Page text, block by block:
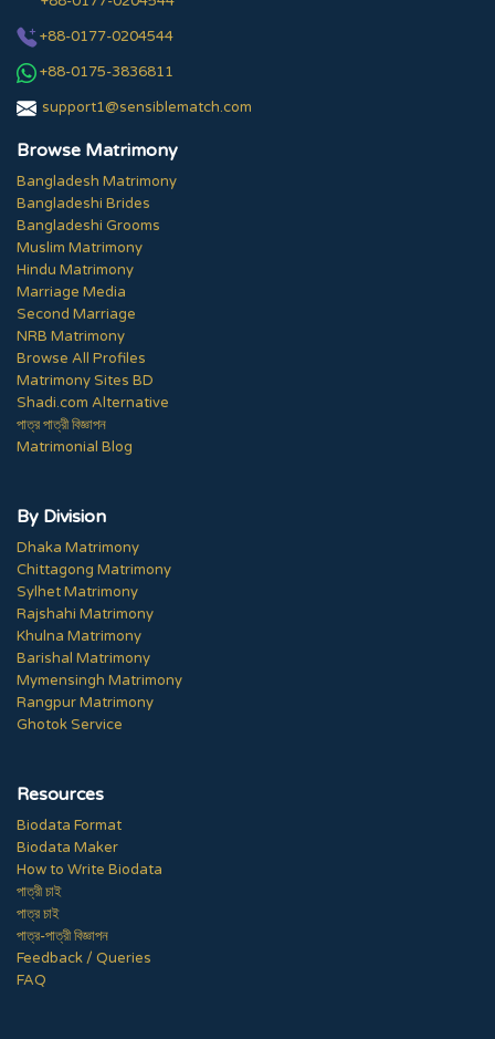
+88-0177-0204544
+88-0175-3836811
support1@sensiblematch.com
Browse Matrimony
Bangladesh Matrimony
Bangladeshi Brides
Bangladeshi Grooms
Muslim Matrimony
Hindu Matrimony
Marriage Media
Second Marriage
NRB Matrimony
Browse All Profiles
Matrimony Sites BD
Shadi.com Alternative
পাত্র পাত্রী বিজ্ঞাপন
Matrimonial Blog
By Division
Dhaka Matrimony
Chittagong Matrimony
Sylhet Matrimony
Rajshahi Matrimony
Khulna Matrimony
Barishal Matrimony
Mymensingh Matrimony
Rangpur Matrimony
Ghotok Service
Resources
Biodata Format
Biodata Maker
How to Write Biodata
পাত্রী চাই
পাত্র চাই
পাত্র-পাত্রী বিজ্ঞাপন
Feedback / Queries
FAQ